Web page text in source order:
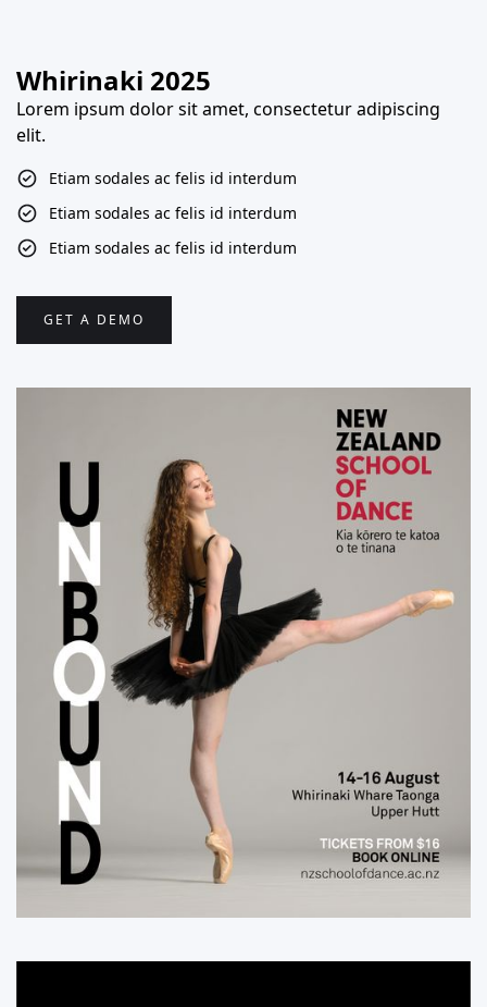
Whirinaki 2025
Lorem ipsum dolor sit amet, consectetur adipiscing
elit.
Etiam sodales ac felis id interdum
Etiam sodales ac felis id interdum
Etiam sodales ac felis id interdum
GET A DEMO